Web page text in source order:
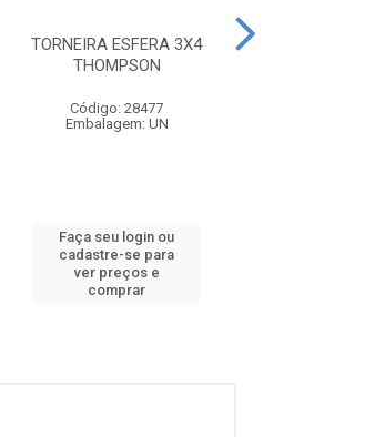
TORNEIRA ESFERA 3X4
THOMPSON
Código: 28477
Embalagem: UN
Faça seu login ou
cadastre-se para
ver preços e
comprar